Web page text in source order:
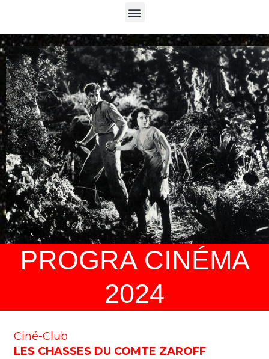
Menu
PROGRA CINÉMA
2024
Ciné-Club
LES CHASSES DU COMTE ZAROFF